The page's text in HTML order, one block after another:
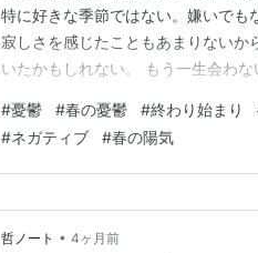
特に好きな季節ではない。嫌いでも
寂しさを感じたこともあまりないか
いたかもしれない。 もう一生会わ
ないが。 娘が見事に志望校に合格
てきたし、発表の日は自分のこと以
#憂鬱 #春の憂鬱 #終わり始まり
#ネガティブ #春の陽気
哲ノート • 4ヶ月前